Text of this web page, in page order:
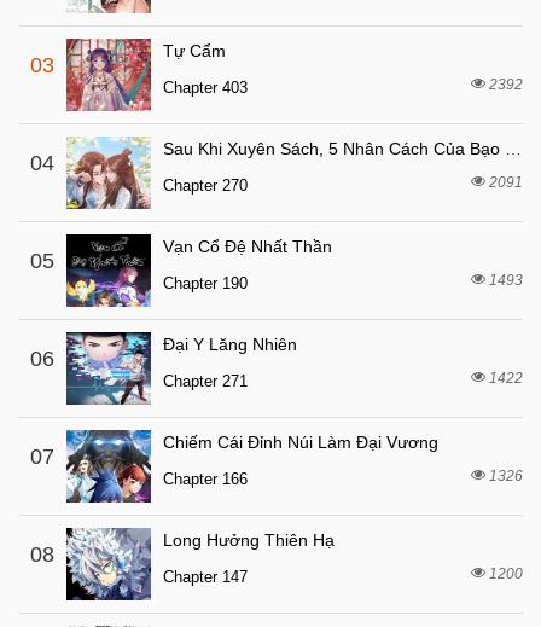
03
Tự Cẩm
Chapter 403 2392
04
Chapter 270 2091
05
Vạn Cổ Đệ Nhất Thần
Chapter 190 1493
06
Đại Y Lăng Nhiên
Chapter 271 1422
07
Chiếm Cái Đỉnh Núi Làm Đại Vương
Chapter 166 1326
08
Long Hưởng Thiên Hạ
Chapter 147 1200